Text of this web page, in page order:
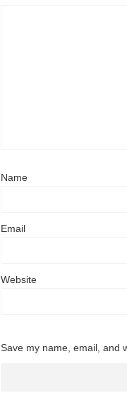
Name
Email
Website
Save my name, email, and